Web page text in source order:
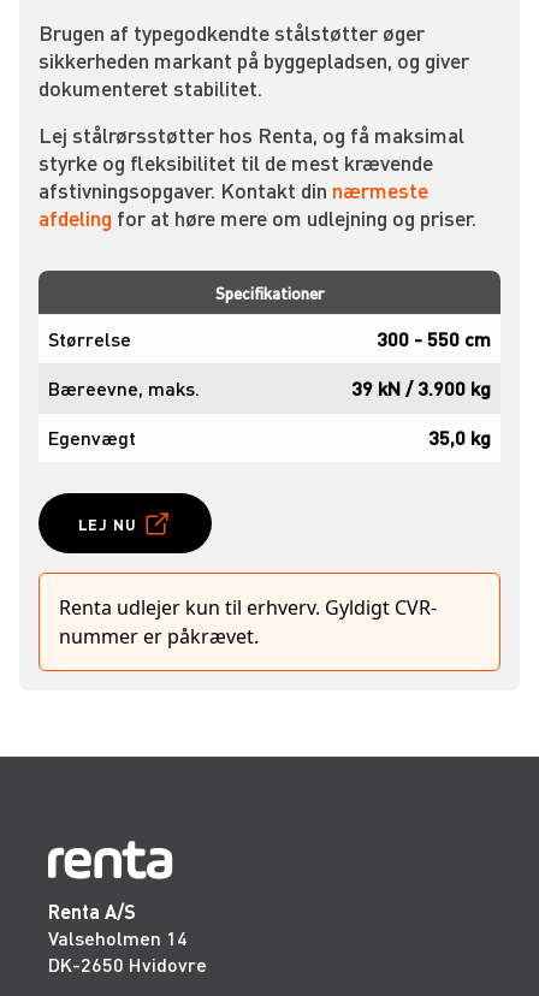
Brugen af typegodkendte stålstøtter øger
sikkerheden markant på byggepladsen, og giver
dokumenteret stabilitet.
Lej stålrørsstøtter hos Renta, og få maksimal
styrke og fleksibilitet til de mest krævende
afstivningsopgaver. Kontakt din nærmeste
afdeling for at høre mere om udlejning og priser.
Specifikationer
Størrelse
300 - 550 cm
Bæreevne, maks.
39 kN / 3.900 kg
Egenvægt
35,0 kg
LEJ NU
Renta udlejer kun til erhverv. Gyldigt CVR-
nummer er påkrævet.
Renta A/S
Valseholmen 14
DK-2650 Hvidovre